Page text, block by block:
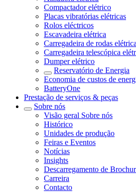
Compactador elétrico
Placas vibratórias elétricas
Rolos eléctricos
Escavadeira elétrica
Carregadeira de rodas elétrica
Carregadeira telescópica
Dumper elétrico
Reservatório de Energia
Economia de custos de
BatteryOne
Prestação de serviços & peças
Sobre nós
Visão geral Sobre nós
Histórico
Unidades de produção
Feiras e Eventos
Notícias
Insights
Descarregamento de
Carreira
Contacto